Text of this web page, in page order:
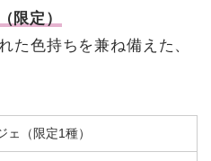
限定）
た色持ちを兼ね備えた、
ェ（限定1種）